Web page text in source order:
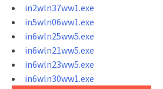
in2wln37ww1.exe
in5wln06ww1.exe
in6wln25ww5.exe
in6wln21ww5.exe
in6wln23ww5.exe
in6wln30ww1.exe